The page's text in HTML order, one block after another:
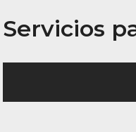
Servicios